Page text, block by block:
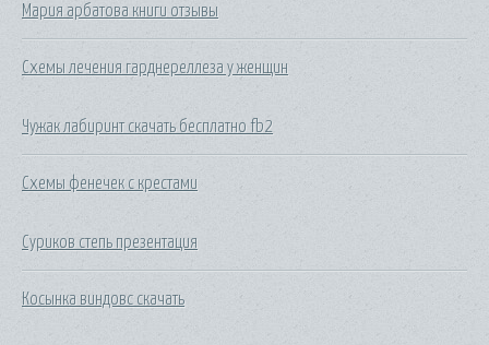
Мария арбатова книги отзывы
Схемы лечения гарднереллеза у женщин
Чужак лабиринт скачать бесплатно fb2
Схемы фенечек с крестами
Суриков степь презентация
Косынка виндовс скачать